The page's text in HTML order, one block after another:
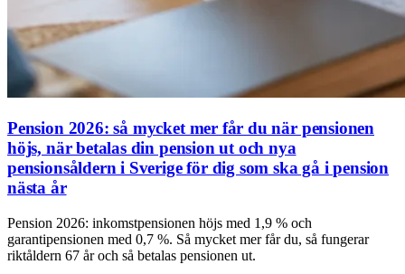
Pension 2026: så mycket mer får du när pensionen
höjs, när betalas din pension ut och nya
pensionsåldern i Sverige för dig som ska gå i pension
nästa år
Pension 2026: inkomstpensionen höjs med 1,9 % och
garantipensionen med 0,7 %. Så mycket mer får du, så fungerar
riktåldern 67 år och så betalas pensionen ut.